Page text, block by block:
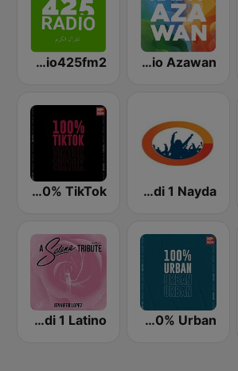
Radio Azawan
radio425fm2
Medi 1 Nayda (ميدي 1 نايدا) Hit Radio 100% TikTok (هيت راديو)
Hit Radio 100% Urban (هيت راديو) Medi 1 Latino (ميدى1 لاتينو)